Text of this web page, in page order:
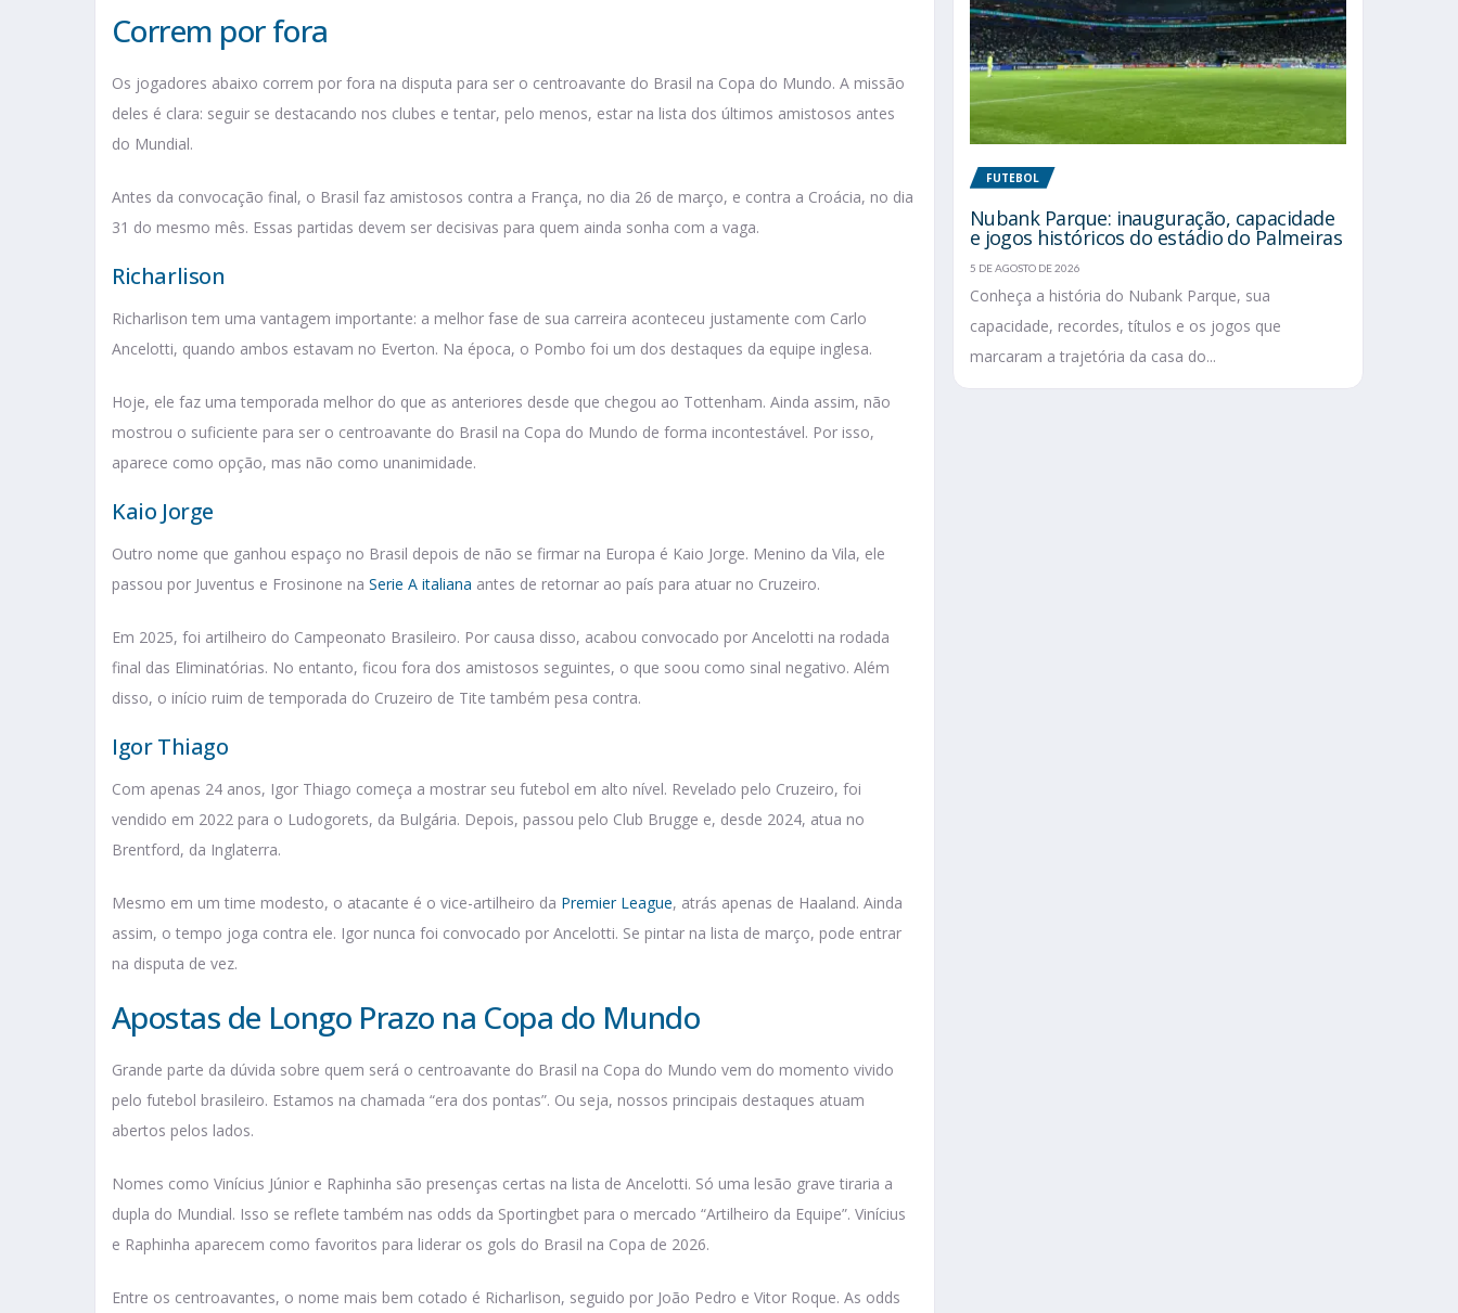
Correm por fora
Os jogadores abaixo correm por fora na disputa para ser o centroavante do Brasil na Copa do Mundo. A missão
deles é clara: seguir se destacando nos clubes e tentar, pelo menos, estar na lista dos últimos amistosos antes
do Mundial.
Antes da convocação final, o Brasil faz amistosos contra a França, no dia 26 de março, e contra a Croácia, no dia
31 do mesmo mês. Essas partidas devem ser decisivas para quem ainda sonha com a vaga.
Richarlison
Richarlison tem uma vantagem importante: a melhor fase de sua carreira aconteceu justamente com Carlo
Ancelotti, quando ambos estavam no Everton. Na época, o Pombo foi um dos destaques da equipe inglesa.
Hoje, ele faz uma temporada melhor do que as anteriores desde que chegou ao Tottenham. Ainda assim, não
mostrou o suficiente para ser o centroavante do Brasil na Copa do Mundo de forma incontestável. Por isso,
aparece como opção, mas não como unanimidade.
Kaio Jorge
Outro nome que ganhou espaço no Brasil depois de não se firmar na Europa é Kaio Jorge. Menino da Vila, ele
passou por Juventus e Frosinone na Serie A italiana antes de retornar ao país para atuar no Cruzeiro.
Em 2025, foi artilheiro do Campeonato Brasileiro. Por causa disso, acabou convocado por Ancelotti na rodada
final das Eliminatórias. No entanto, ficou fora dos amistosos seguintes, o que soou como sinal negativo. Além
disso, o início ruim de temporada do Cruzeiro de Tite também pesa contra.
Igor Thiago
Com apenas 24 anos, Igor Thiago começa a mostrar seu futebol em alto nível. Revelado pelo Cruzeiro, foi
vendido em 2022 para o Ludogorets, da Bulgária. Depois, passou pelo Club Brugge e, desde 2024, atua no
Brentford, da Inglaterra.
Mesmo em um time modesto, o atacante é o vice-artilheiro da Premier League, atrás apenas de Haaland. Ainda
assim, o tempo joga contra ele. Igor nunca foi convocado por Ancelotti. Se pintar na lista de março, pode entrar
na disputa de vez.
Apostas de Longo Prazo na Copa do Mundo
Grande parte da dúvida sobre quem será o centroavante do Brasil na Copa do Mundo vem do momento vivido
pelo futebol brasileiro. Estamos na chamada “era dos pontas”. Ou seja, nossos principais destaques atuam
abertos pelos lados.
Nomes como Vinícius Júnior e Raphinha são presenças certas na lista de Ancelotti. Só uma lesão grave tiraria a
dupla do Mundial. Isso se reflete também nas odds da Sportingbet para o mercado “Artilheiro da Equipe”. Vinícius
e Raphinha aparecem como favoritos para liderar os gols do Brasil na Copa de 2026.
Entre os centroavantes, o nome mais bem cotado é Richarlison, seguido por João Pedro e Vitor Roque. As odds
FUTEBOL
Nubank Parque: inauguração, capacidade
e jogos históricos do estádio do Palmeiras
5 DE AGOSTO DE 2026
Conheça a história do Nubank Parque, sua
capacidade, recordes, títulos e os jogos que
marcaram a trajetória da casa do...